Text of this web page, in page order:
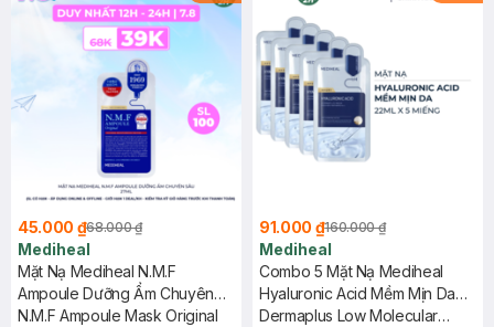
45.000 ₫68.000 ₫
Mediheal
Mặt Nạ Mediheal N.M.F
Ampoule Dưỡng Ẩm Chuyên
Sâu 27ml
N.M.F Ampoule Mask Original
91.000 ₫160.000 ₫
Mediheal
Combo 5 Mặt Nạ Mediheal
Hyaluronic Acid Mềm Mịn Da
22ml
Dermaplus Low Molecular